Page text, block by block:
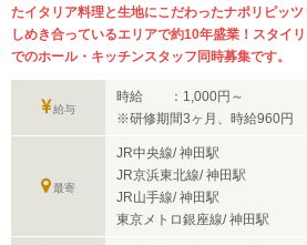
たイタリア料理と生地にこだわったナポリピッ
しめき合っているエリアで約10年盛業！スタイ
でのホール・キッチンスタッフ同時募集です。
給与
時給 ：1,000円～
※研修期間3ヶ月、時給960円
最寄
JR中央線/ 神田駅
JR京浜東北線/ 神田駅
JR山手線/ 神田駅
東京メトロ銀座線/ 神田駅